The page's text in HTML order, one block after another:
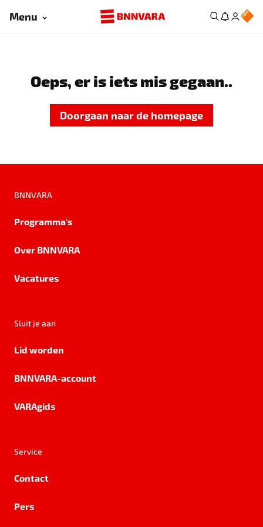
Menu
Oeps, er is iets mis gegaan..
Doorgaan naar de homepage
BNNVARA
Programma's
Over BNNVARA
Vacatures
Sluit je aan
Lid worden
BNNVARA-account
VARAgids
Service
Contact
Pers